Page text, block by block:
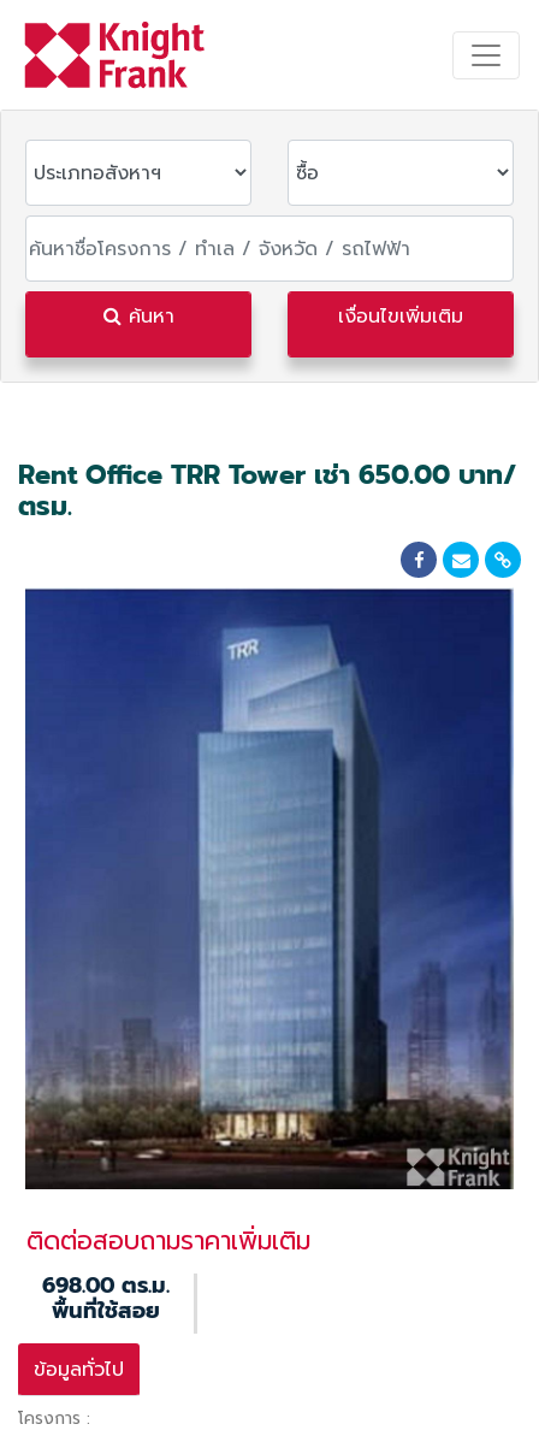
ค้นหา เงื่อนไขเพิ่มเติม
Rent Office TRR Tower เช่า 650.00 บาท/
ตรม.
ติดต่อสอบถามราคาเพิ่มเติม
698.00 ตร.ม.
พื้นที่ใช้สอย
ข้อมูลทั่วไป
โครงการ :